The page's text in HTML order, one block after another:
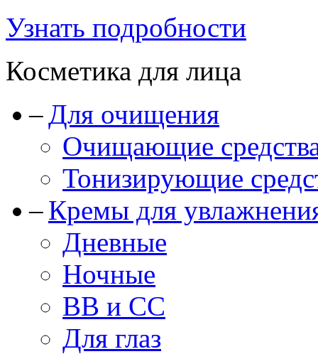
Узнать подробности
Косметика для лица
Для очищения
Очищающие
Тонизирующие
Кремы для
Дневные
Ночные
BB и CC
Для глаз